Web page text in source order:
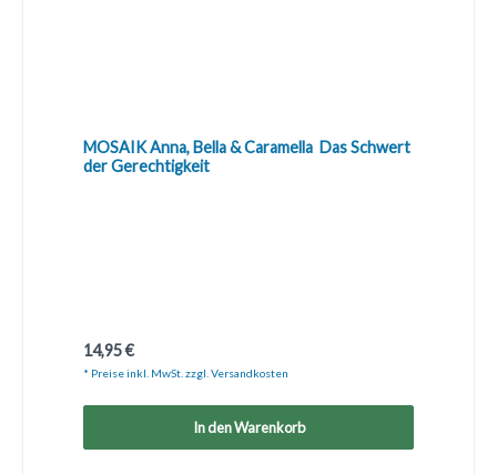
MOSAIK Anna, Bella & Caramella  Das Schwert
der Gerechtigkeit
Regulärer Preis:
14,95 €
* Preise inkl. MwSt. zzgl. Versandkosten
In den Warenkorb